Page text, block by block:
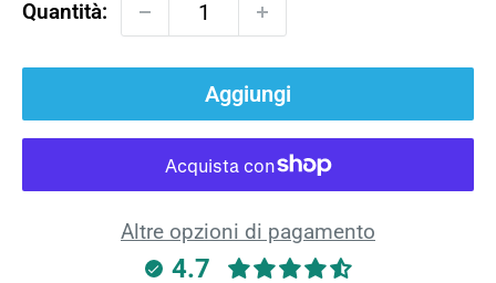
Quantità:
Aggiungi
Altre opzioni di pagamento
4.7